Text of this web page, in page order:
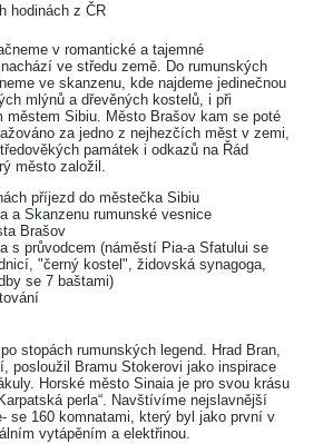
hodinách z ČR
v romantické a tajemné
ve středu země. Do rumunských
ve skanzenu, kde najdeme jedinečnou
mlýnů a dřevěných kostelů, i při
městem Sibiu. Město Brašov kam se poté
za jedno z nejhezčích měst v zemi,
památek i odkazů na Řád
město založil.
příjezd do městečka Sibiu
a Skanzenu rumunské vesnice
Brašov
s průvodcem (náměstí Pia-a Sfatului se
"černý kostel", židovská synagoga,
se 7 baštami)
stopách rumunských legend. Hrad Bran,
posloužil Bramu Stokerovi jako inspirace
Horské město Sinaia je pro svou krásu
perla“. Navštívíme nejslavnější
se 160 komnatami, který byl jako první v
vytápěním a elektřinou.